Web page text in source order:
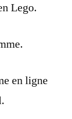
Lego.
en ligne